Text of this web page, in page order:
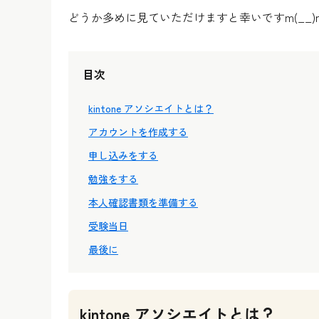
どうか多めに見ていただけますと幸いです
目次
kintone アソシエイトとは？
アカウントを作成する
申し込みをする
勉強をする
本人確認書類を準備する
受験当日
最後に
kintone アソシエイトとは？